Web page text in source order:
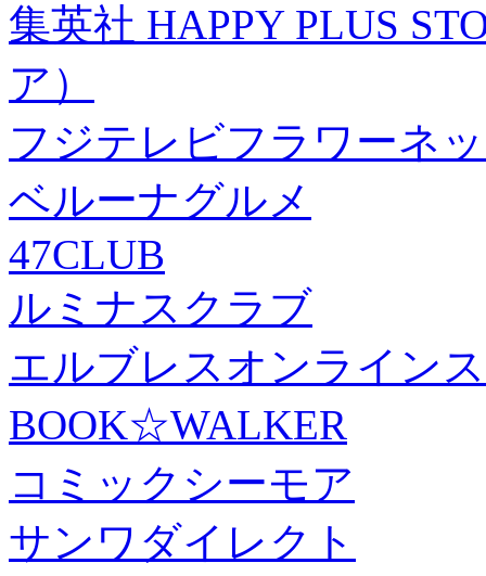
集英社 HAPPY PLUS
ア）
フジテレビフラワーネ
ベルーナグルメ
47CLUB
ルミナスクラブ
エルブレスオンライン
BOOK☆WALKER
コミックシーモア
サンワダイレクト